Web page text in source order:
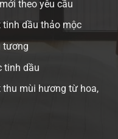
theo yêu cầu
tinh dầu thảo mộc
tương
tinh dầu
thu mùi hương từ hoa,